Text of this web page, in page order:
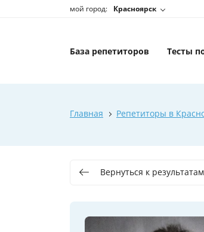
мой город: Красноярск
База репетиторов Тесты
Главная Репетиторы в
Вернуться к